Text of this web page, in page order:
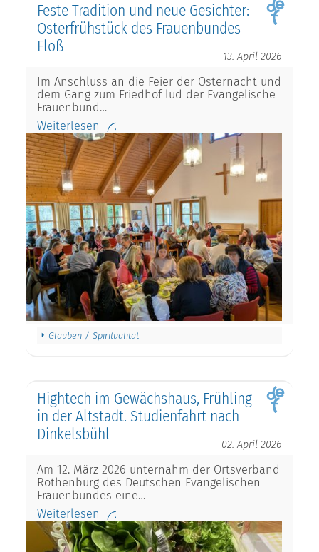
Feste Tradition und neue Gesichter:
Osterfrühstück des Frauenbundes
Floß
13. April 2026
Im Anschluss an die Feier der Osternacht und
dem Gang zum Friedhof lud der Evangelische
Frauenbund…
Weiterlesen
Glauben / Spiritualität
Hightech im Gewächshaus, Frühling
in der Altstadt. Studienfahrt nach
Dinkelsbühl
02. April 2026
Am 12. März 2026 unternahm der Ortsverband
Rothenburg des Deutschen Evangelischen
Frauenbundes eine…
Weiterlesen